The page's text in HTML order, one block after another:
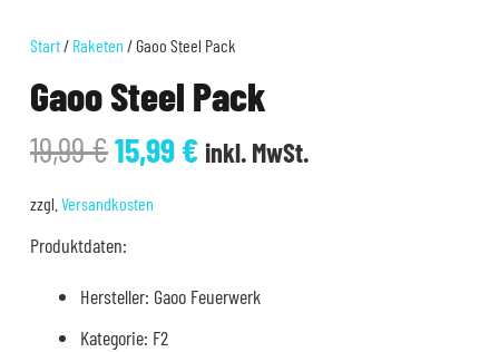
Start/ Raketen / Gaoo Steel Pack
Gaoo Steel Pack
19,99€Ursprünglicher
Preis
war:
19,99 €
15,99€Aktueller
inkl. MwSt.
zzgl. Versandkosten
Produktdaten:
Hersteller: Gaoo Feuerwerk
Kategorie: F2